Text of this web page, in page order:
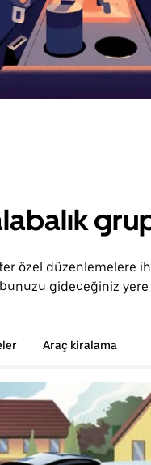
özel düzenlemelere
gideceğiniz yere
Araç kiralama